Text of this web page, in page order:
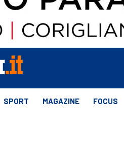
SPORT MAGAZINE FOCUS